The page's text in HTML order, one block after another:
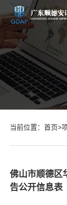
当前位置： 首页>
佛山市顺德区
告公开信息表